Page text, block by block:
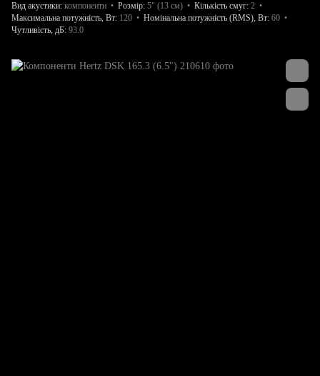
Вид акустики компоненти Розмір 5" (13 см) Кількість смуг 2
Максимальна потужність, Вт 120 Номінальна потужність (RMS), Вт 60
Чутливість, дБ 93.0